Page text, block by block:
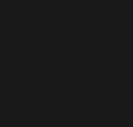
nueva ventana)